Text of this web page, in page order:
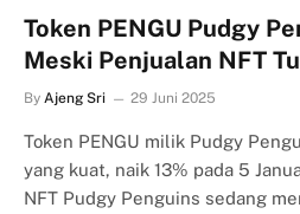
Token PENGU Pudgy
Meski Penjualan NFT
By Ajeng Sri 29 Juni 2025
Token PENGU milik Pudgy
yang kuat, naik 13% pada 5
NFT Pudgy Penguins sedang